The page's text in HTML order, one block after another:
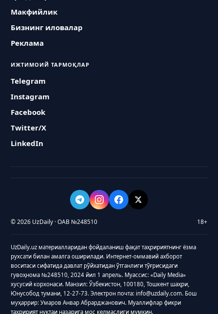
Макфийлик
Бизнинг иловалар
Реклама
ИЖТИМОИЙ ТАРМОҚЛАР
Telegram
Instagram
Facebook
Twitter/X
LinkedIn
© 2026 UzDaily · ОАВ №248510 18+
UzDaily.uz материалларидан фойдаланиш фақат таҳририятнинг ёзма
рухсати билан амалга оширилади. Интернет-оммавий ахборот
воситаси сифатида давлат рўйхатидан ўтганлиги тўғрисидаги
гувоҳнома №248510, 2024 йил 1 апрель. Муассис: «Daily Media»
хусусий корхонаси. Манзил: Ўзбекистон, 100180, Тошкент шаҳри,
Юнусобод тумани, 12-27-73. Электрон почта: info@uzdaily.com. Бош
муҳаррир: Умаров Анвар Абрарджанович. Муаллифлар фикри
таҳририят нуқтаи назарига мос келмаслиги мумкин.